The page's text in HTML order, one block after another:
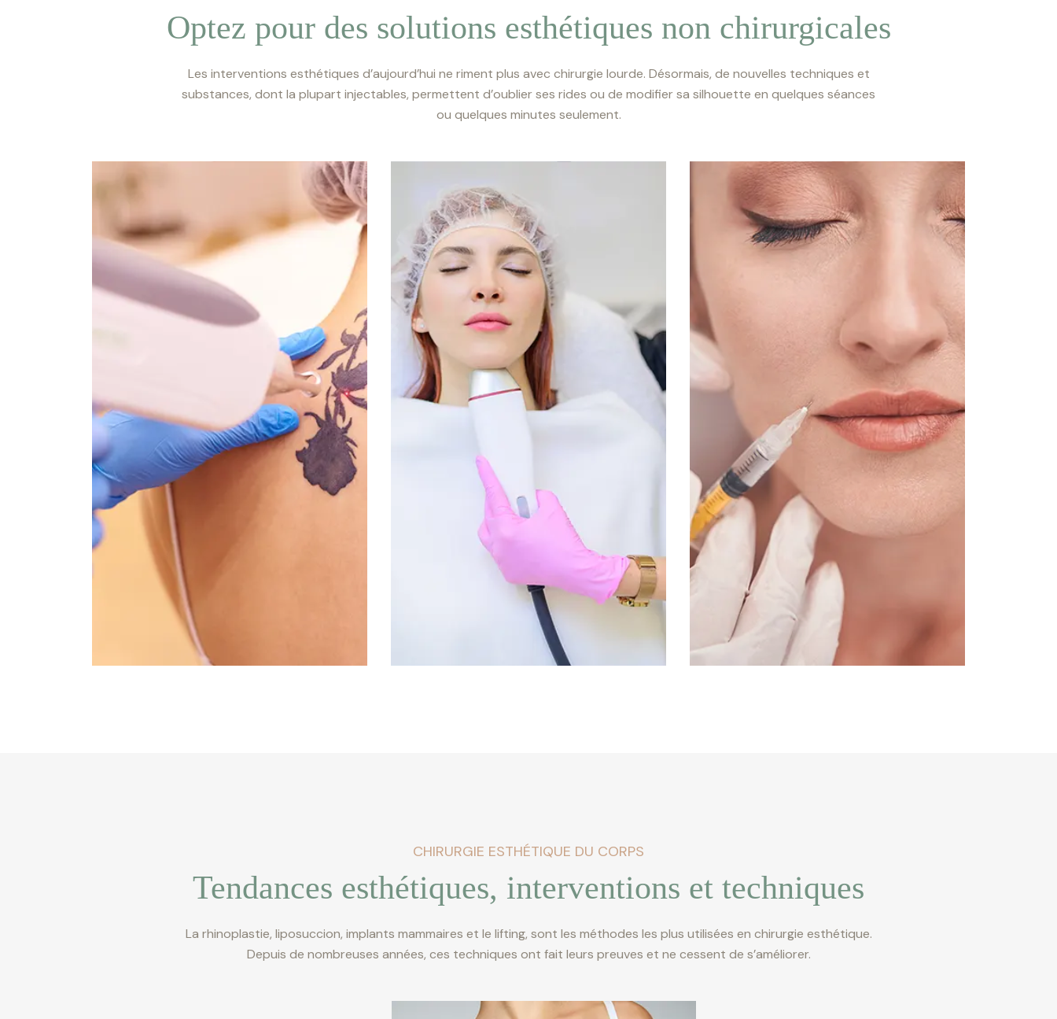
Optez pour des solutions esthétiques non chirurgicales
Les interventions esthétiques d’aujourd’hui ne riment plus avec chirurgie lourde. Désormais, de nouvelles techniques et
substances, dont la plupart injectables, permettent d’oublier ses rides ou de modifier sa silhouette en quelques séances
ou quelques minutes seulement.
Le laser Picosure
Il est reconnu pour sa
performance prouvée, sa
polyvalence clinique inégalée et
son avancée technologique.
La radiofréquence
La radiofréquence pulsée est un
traitement unique de la région
péri-orbitale, malaire et du
double-menton.
L’injection d’acide
hyaluronique
En médecine esthétique, l'acide
hyaluronique (HA) est la
substance préférée des praticiens
pour traiter les rides.
CHIRURGIE ESTHÉTIQUE DU CORPS
Tendances esthétiques, interventions et techniques
La rhinoplastie, liposuccion, implants mammaires et le lifting, sont les méthodes les plus utilisées en chirurgie esthétique.
Depuis de nombreuses années, ces techniques ont fait leurs preuves et ne cessent de s’améliorer.